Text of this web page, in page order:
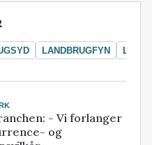
LANDBRUGFYN
- Vi forlanger
og